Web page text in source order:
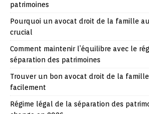
patrimoines
Pourquoi un avocat droit de la famille
crucial
Comment maintenir l’équilibre avec le
séparation des patrimoines
Trouver un bon avocat droit de la
facilement
Régime légal de la séparation des